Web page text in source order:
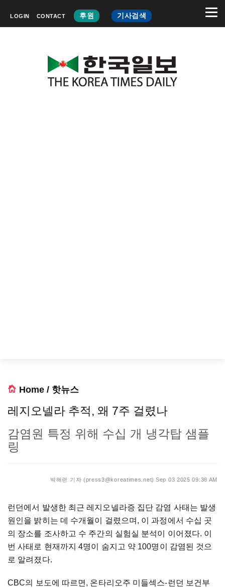
LOGIN CONTACT 후원 기사검색
Home / 핫뉴스
레지오넬라 추적, 왜 7주 걸렸나
감염원 특정 위해 수십 개 냉각탑 샘플
링
박해련 기자 (press3@koreatimes.net) Sep 03 2025 09:38 AM
런던에서 발생한 최근 레지오넬라증 집단 감염 사태는 발생
원인을 밝히는 데 수개월이 걸렸으며, 이 과정에서 수십 곳
의 장소를 조사하고 수 주간의 실험실 분석이 이어졌다. 이
번 사태로 현재까지 4명이 숨지고 약 100명이 감염된 것으
로 알려졌다.
CBC의 보도에 따르면, 온타리오주 미들섹스-런던 보건부